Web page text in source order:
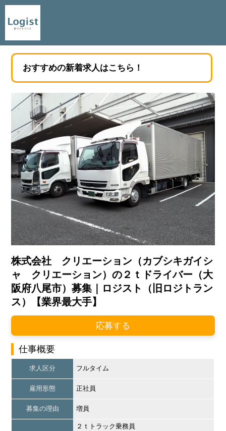
おすすめの新着求人はこちら！
株式会社 クリエーション（カブシキガイシ
ャ クリエーション）の２ｔドライバー（大
阪府八尾市）募集｜ロジスト（旧ロジトラン
ス）【業界最大手】
応募する
仕事概要
求人区分 フルタイム
雇用形態 正社員
募集の理由 増員
２ｔトラック乗務員